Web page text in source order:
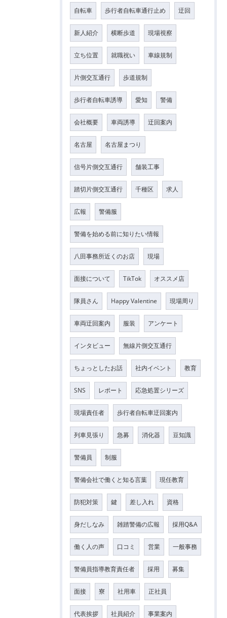
自転車 歩行者自転車通行止め 迂回
新人紹介 横断歩道 現場視察
立ち位置 就職祝い 車線規制
片側交互通行 歩道規制
歩行者自転車誘導 愛知 警備
会社概要 車両誘導 迂回案内
名古屋 名古屋まつり
信号片側交互通行 舗装工事
踏切片側交互通行 千種区 求人
広報 警備服
警備を始める前に知りたい情報
八田事務所近くのお店 現場
面接について TikTok オススメ店
隊員さん Happy Valentine 現場周り
車両迂回案内 服装 アンケート
インタビュー 無線片側交互通行
ちょっとしたお話 社内イベント 教育
SNS レポート 応急処置シリーズ
現場責任者 歩行者自転車迂回案内
列車見張り 急募 消化器 豆知識
警備員 制服
警備会社で働くと知る言葉 現任教育
防犯対策 鍵 差し入れ 資格
身だしなみ 雑踏警備の広報 採用Q&A
働く人の声 口コミ 営業 一般事務
警備員指導教育責任者 採用 募集
面接 寮 社用車 正社員
代表挨拶 社員紹介 事業案内